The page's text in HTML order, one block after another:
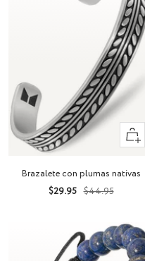
Vista
rápida
Brazalete con plumas nativas
Precio
$29.95 Precio
$44.95